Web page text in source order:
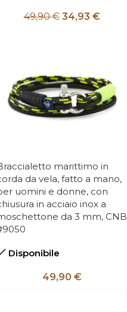
49,90€ 34,93 €
marittimo in
da vela, fatto a mano,
uomini e donne, con
in acciaio inox a
da 3 mm, CNB
Disponibile
49,90 €